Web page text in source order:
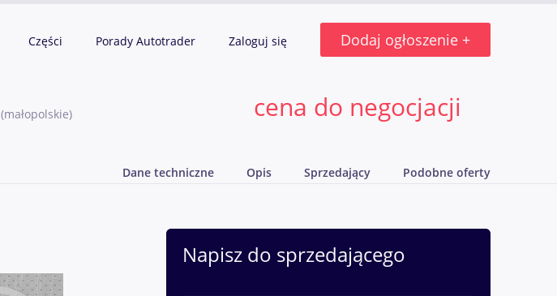
Części Porady Autotrader Zaloguj się Dodaj ogłoszenie +
(małopolskie) cena do negocjacji
Dane techniczne Opis Sprzedający Podobne oferty
Napisz do sprzedającego